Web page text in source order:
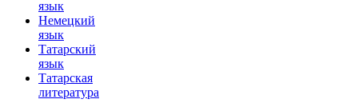
язык
Немецкий
язык
Татарский
язык
Татарская
литература